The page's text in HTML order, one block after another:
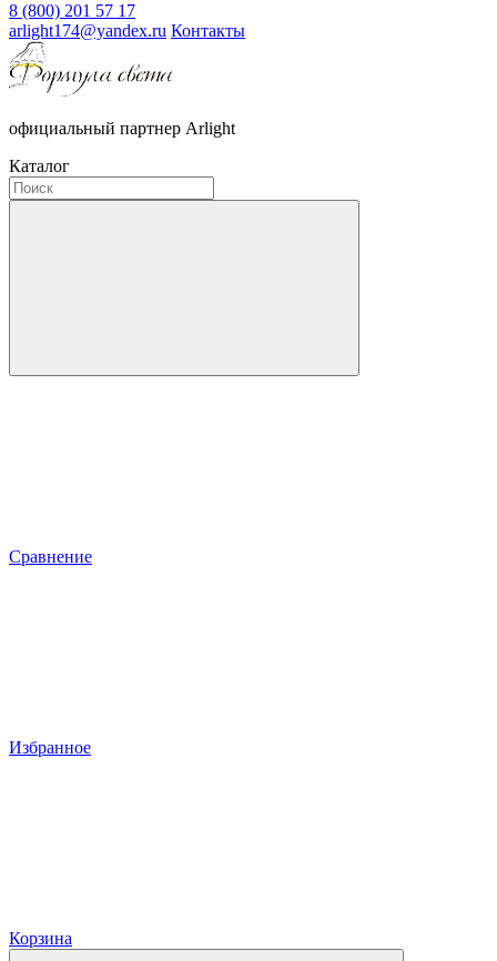
8 (800) 201 57 17
arlight174@yandex.ru Контакты
официальный партнер Arlight
Каталог
Сравнение
Избранное
Корзина